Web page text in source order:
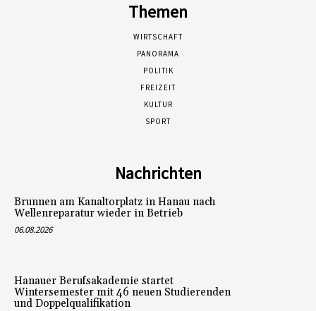
Themen
WIRTSCHAFT
PANORAMA
POLITIK
FREIZEIT
KULTUR
SPORT
Nachrichten
Brunnen am Kanaltorplatz in Hanau nach
Wellenreparatur wieder in Betrieb
06.08.2026
Hanauer Berufsakademie startet
Wintersemester mit 46 neuen Studierenden
und Doppelqualifikation